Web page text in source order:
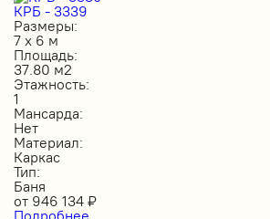
КРБ - 3339
Размеры:
7 х 6 м
Площадь:
37.80 м2
Этажность:
1
Мансарда:
Нет
Материал:
Каркас
Тип:
Баня
от 946 134 ₽
Подробнее